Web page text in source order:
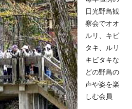
日光野鳥観
察会でオオ
ルリ、キビ
タキ、ルリ
キビタキな
どの野鳥の
声や姿を楽
しむ会員